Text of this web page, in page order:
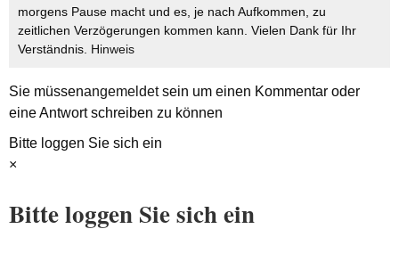
morgens Pause macht und es, je nach Aufkommen, zu
zeitlichen Verzögerungen kommen kann. Vielen Dank für Ihr
Verständnis. Hinweis
Sie müssenangemeldetsein um einen Kommentar oder
eine Antwort schreiben zu können
Bitte loggen Sie sich ein
×
Bitte loggen Sie sich ein